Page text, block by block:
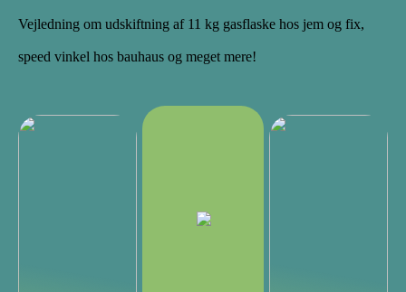
Vejledning om udskiftning af 11 kg gasflaske hos jem og fix,
speed vinkel hos bauhaus og meget mere!